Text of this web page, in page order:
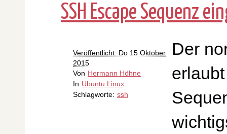
SSH Escape Sequenz
Veröffentlicht: Do 15 Oktober
2015
Von Hermann Höhne
In Ubuntu Linux.
Schlagworte: ssh
Der